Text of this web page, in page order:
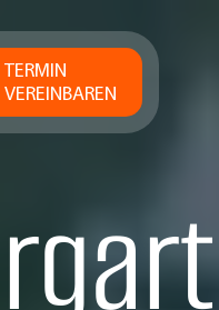
TERMIN
VEREINBAREN